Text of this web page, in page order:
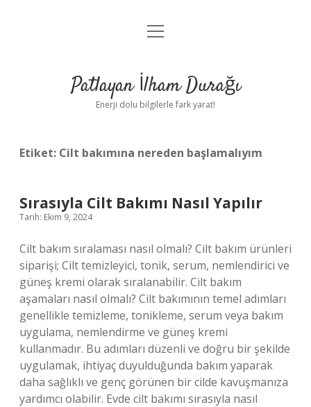
Anasayfa
Yasal Uyarı
menüyü
Patlayan İlham Durağı
Enerji dolu bilgilerle fark yarat!
Etiket: Cilt bakımına nereden başlamalıyım
Sırasıyla Cilt Bakımı Nasıl Yapılır
Tarih: Ekim 9, 2024
Cilt bakım sıralaması nasıl olmalı? Cilt bakım ürünleri
siparişi; Cilt temizleyici, tonik, serum, nemlendirici ve
güneş kremi olarak sıralanabilir. Cilt bakım
aşamaları nasıl olmalı? Cilt bakımının temel adımları
genellikle temizleme, tonikleme, serum veya bakım
uygulama, nemlendirme ve güneş kremi
kullanmadır. Bu adımları düzenli ve doğru bir şekilde
uygulamak, ihtiyaç duyulduğunda bakım yaparak
daha sağlıklı ve genç görünen bir cilde kavuşmanıza
yardımcı olabilir. Evde cilt bakımı sırasıyla nasıl